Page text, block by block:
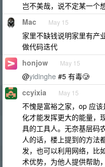
岂不美哉，说不定某一个
Mac May 15
家里不缺钱说明家里有产
做代码迭代
honjow May 15
@yidinghe #5 有毒🥲
ccyixia May 15
不愧是富裕之家，op 应
化才能发挥更大的能量，
具的工具人。无奈基层码
人的话，楼上提到的方法
发，也可以利用网络，比
术优势，为他人提供帮助